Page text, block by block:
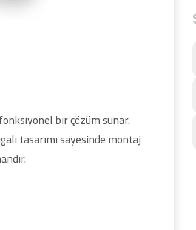
bir çözüm sunar.
tasarımı sayesinde montaj